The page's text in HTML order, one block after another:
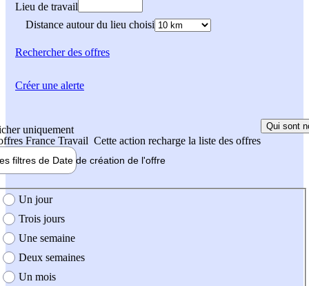
Lieu de travail
Distance autour du lieu choisi
Rechercherdes offres
uniquement
France Travail Cette action recharge la liste des offres
Qui sont
filtres de Date de création de l'offre
création de l'offre
Un jour
Trois jours
Une semaine
Deux semaines
Un mois
Créer une alerte